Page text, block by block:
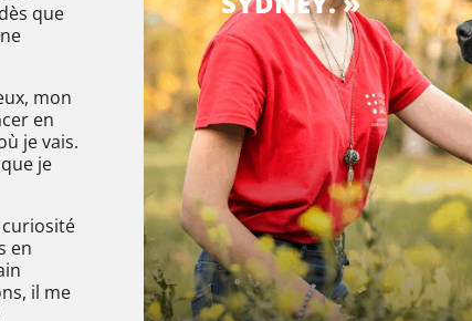
que
mon
en
je vais.
je
curiosité
en
il me